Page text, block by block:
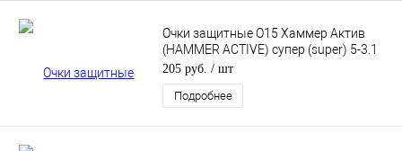
Очки защитные О15 Хаммер Актив
(HAMMER ACTIVE) супер (super) 5-3.1
PC
205 руб. / шт
Подробнее